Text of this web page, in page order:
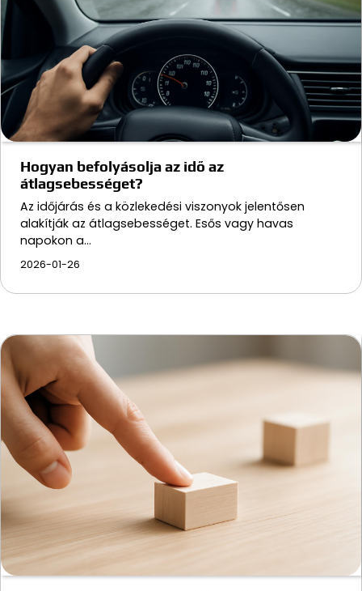
Hogyan befolyásolja az idő az
átlagsebességet?
Az időjárás és a közlekedési viszonyok jelentősen
alakítják az átlagsebességet. Esős vagy havas
napokon a…
2026-01-26